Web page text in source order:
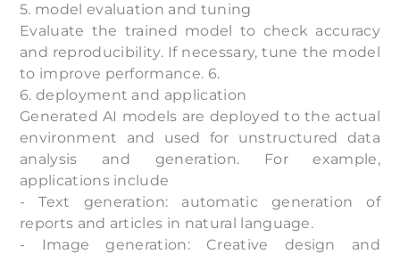
5. model evaluation and tuning
Evaluate the trained model to check accuracy
and reproducibility. If necessary, tune the model
to improve performance. 6.
6. deployment and application
Generated AI models are deployed to the actual
environment and used for unstructured data
analysis and generation. For example,
applications include
- Text generation: automatic generation of
reports and articles in natural language.
- Image generation: Creative design and